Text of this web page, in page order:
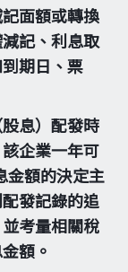
面額或轉換
記、利息取
期日、票
息）配發時
企業一年可
金額的決定主
發記錄的追
考量相關稅
額。